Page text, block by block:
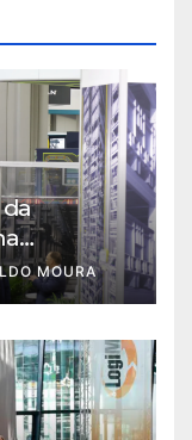
da
MOURA